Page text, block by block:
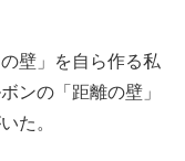
壁」を自ら作る私
ンの「距離の壁」
た。